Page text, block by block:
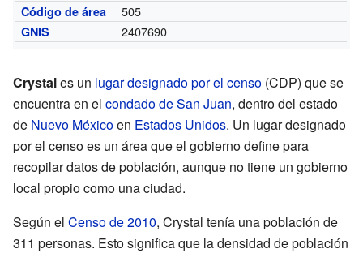
Código de área 505
GNIS 2407690
Crystales un lugar designado por el censo (CDP) que se
encuentra en el condado de San Juan, dentro del estado
de Nuevo Méxicoen Estados Unidos. Un lugar designado
por el censo es un área que el gobierno define para
recopilar datos de población, aunque no tiene un gobierno
local propio como una ciudad.
Según el Censo de 2010, Crystal tenía una población de
311 personas. Esto significa que la densidad de población